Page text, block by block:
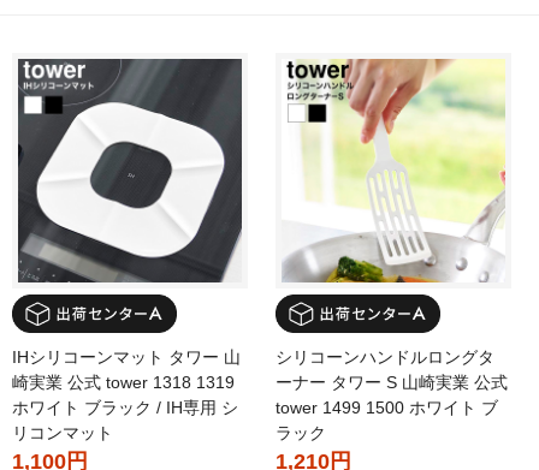
IHシリコーンマット タワー 山
崎実業 公式 tower 1318 1319
ホワイト ブラック / IH専用 シ
リコンマット
1,100円
シリコーンハンドルロングタ
ーナー タワー S 山崎実業 公式
tower 1499 1500 ホワイト ブ
ラック
1,210円